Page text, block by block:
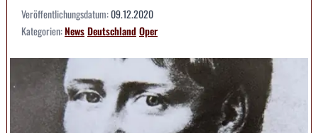
Veröffentlichungsdatum:09.12.2020
Kategorien:NewsDeutschlandOper